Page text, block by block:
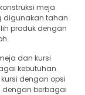
meja
digunakan tahan
produk dengan
dan kursi
kebutuhan.
dengan opsi
berbagai